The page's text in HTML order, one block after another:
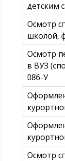
детским
Осмотр
школой,
Осмотр
в ВУЗ
086-У
Осмотр